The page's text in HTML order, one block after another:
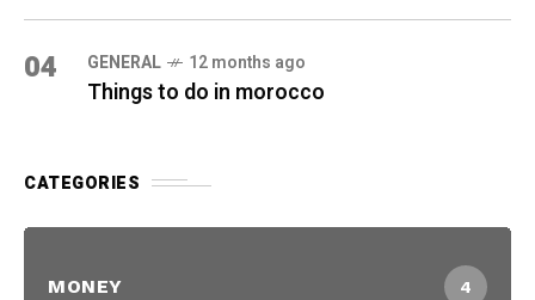
04 GENERAL 12 months ago
Things to do in morocco
CATEGORIES
MONEY 4